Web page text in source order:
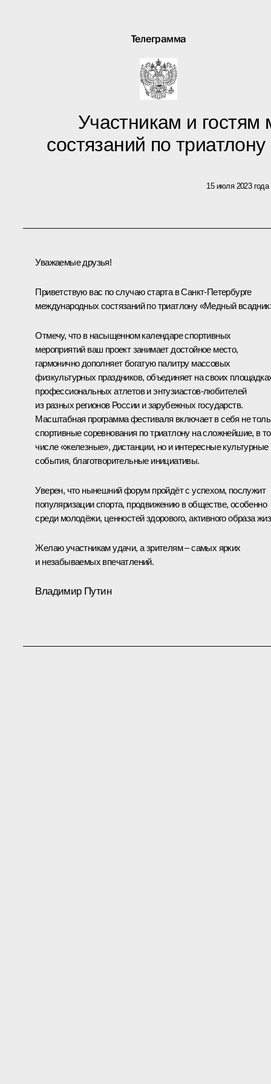
Телеграмма
Участникам и
состязаний по
15 июля 2023 года
Уважаемые друзья!
Приветствую вас по случаю старта в Санкт-Петербурге
международных состязаний по триатлону «Медный
Отмечу, что в насыщенном календаре спортивных
мероприятий ваш проект занимает достойное место,
гармонично дополняет богатую палитру массовых
физкультурных праздников, объединяет на своих
профессиональных атлетов и энтузиастов-любителей
из разных регионов России и зарубежных государств.
Масштабная программа фестиваля включает в себя не
спортивные соревнования по триатлону на сложнейшие, в
числе «железные», дистанции, но и интересные культурные
события, благотворительные инициативы.
Уверен, что нынешний форум пройдёт с успехом, послужит
популяризации спорта, продвижению в обществе, особенно
среди молодёжи, ценностей здорового, активного образа
Желаю участникам удачи, а зрителям ‒ самых ярких
и незабываемых впечатлений.
Владимир Путин